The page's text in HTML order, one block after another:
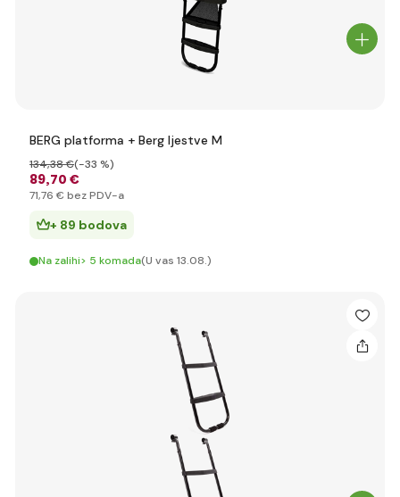
BERG platforma + Berg ljestve M
89,70 €
134,38 €(-33 %)
71,76 € bez PDV-a
+ 89 bodova
Na zalihi> 5 komada(U vas 13.08.)